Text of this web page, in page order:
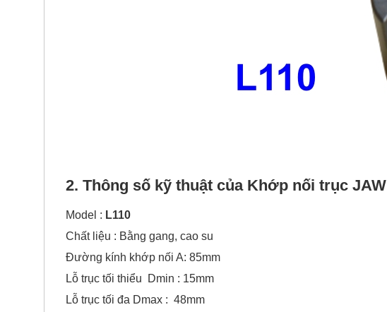
2. Thông số kỹ thuật của Khớp nối trục JAW
Model : L110
Chất liệu : Bằng gang, cao su
Đường kính khớp nối A: 85mm
Lỗ trục tối thiểu Dmin : 15mm
Lỗ trục tối đa Dmax : 48mm